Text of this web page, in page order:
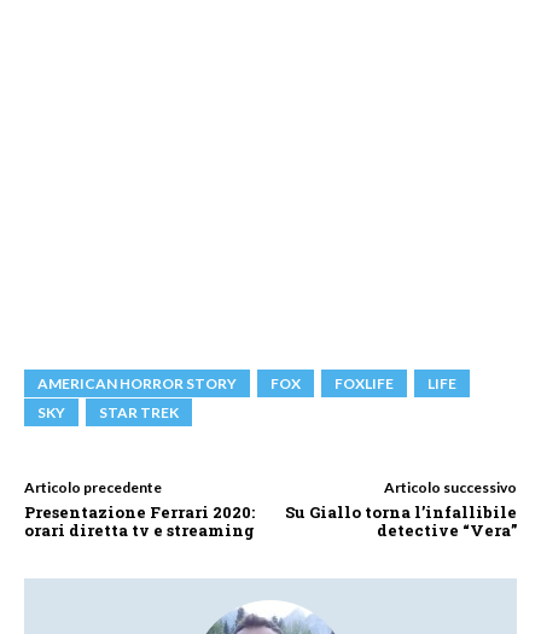
AMERICAN HORROR STORY FOX FOXLIFE
LIFE
SKY
STAR TREK
Articolo precedente
Presentazione Ferrari 2020:
orari diretta tv e streaming
Articolo successivo
Su Giallo torna l’infallibile
detective “Vera”